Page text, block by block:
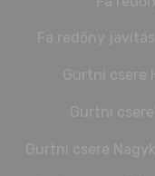
Fa redőny
Gurtni csere
Gurtni csere